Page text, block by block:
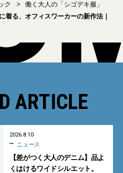
ク
働く大人の「シゴデキ服」
着る、オフィスワーカーの新作法｜
ARTICLE
2026.8.10
ニュース
【差がつく大人のデニム】品よ
くはけるワイドシルエット。